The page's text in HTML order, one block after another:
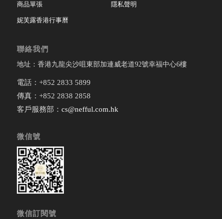
商品單張
妮芙露香港行事曆
隱私聲明
聯絡我們
地址：香港九龍尖沙咀東部加連威老道92號幸福中心6樓
電話：+852 2833 5899
傳真：+852 2838 2858
客戶服務部： cs@nefful.com.hk
微信號
微信訂閱號